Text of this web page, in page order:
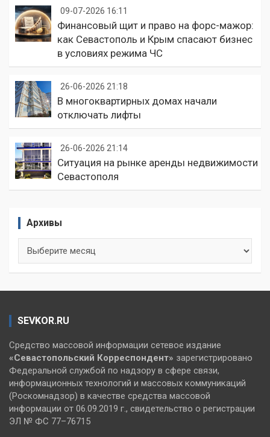
09-07-2026 16:11
Финансовый щит и право на форс-мажор:
как Севастополь и Крым спасают бизнес
в условиях режима ЧС
26-06-2026 21:18
В многоквартирных домах начали
отключать лифты
26-06-2026 21:14
Ситуация на рынке аренды недвижимости
Севастополя
Архивы
SEVKOR.RU
Средство массовой информации сетевое издание
«Севастопольский Корреспондент» зарегистрировано
Федеральной службой по надзору в сфере связи,
информационных технологий и массовых коммуникаций
(Роскомнадзор) в качестве средства массовой
информации от 06.09.2019 г., свидетельство о регистрации
ЭЛ № ФС 77–76715